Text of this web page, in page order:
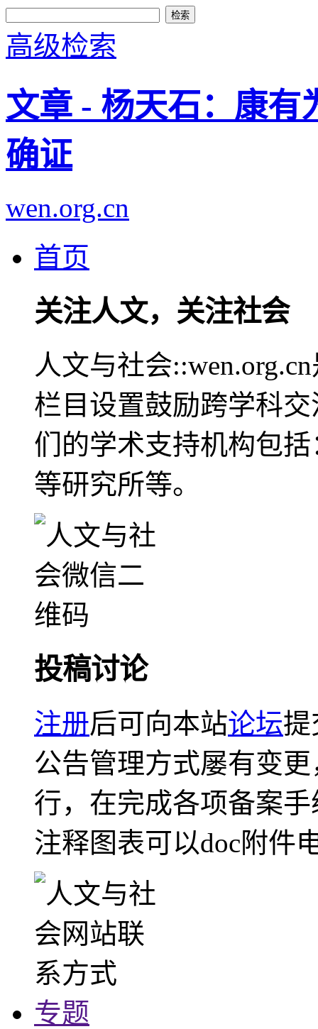
高级检索
文章 - 杨天石：康有
确证
wen.org.cn
首页
关注人文，关注社会
人文与社会
栏目设置鼓励跨学科
们的学术支持机构包
等研究所等。
投稿讨论
注册后可向本站论坛提
公告管理方式屡有变
行，在完成各项备案
注释图表可以doc附件
专题